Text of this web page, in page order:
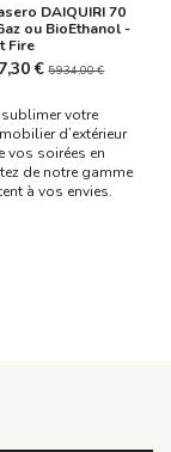
DAIQUIRI 70
ou BioEthanol -
Fire
€ 5 934,00 €
votre
d’extérieur
vos soirées en
de notre gamme
à vos envies.
d’extérieur :